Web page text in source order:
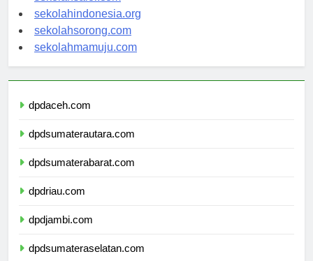
sekolahsalor.com
sekolahindonesia.org
sekolahsorong.com